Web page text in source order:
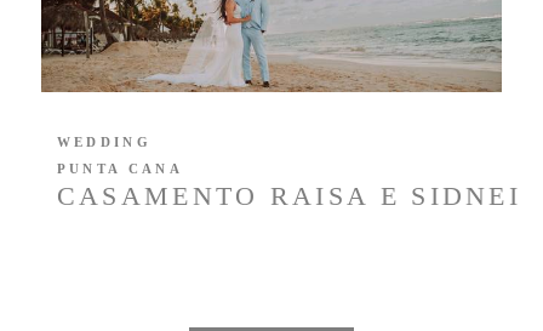
CASAMENTO RAISA E SIDNEI
WEDDING
PUNTA CANA